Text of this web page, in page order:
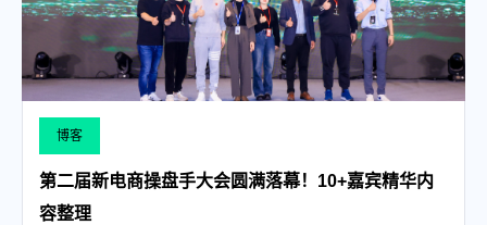
博客
第二届新电商操盘手大会圆满落幕！10+嘉宾精华内
容整理